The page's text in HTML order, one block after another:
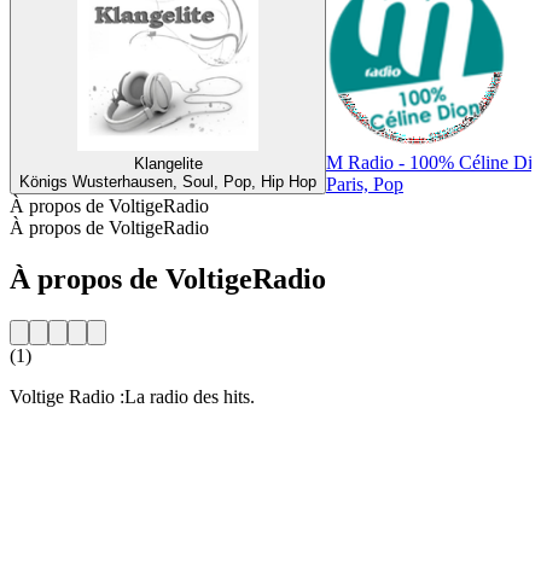
Klangelite
Königs Wusterhausen, Soul, Pop, Hip Hop
M Radio - 100% Céline
Paris, Pop
À propos de VoltigeRadio
À propos de VoltigeRadio
À propos de VoltigeRadio
(1)
Voltige Radio :La radio des hits.